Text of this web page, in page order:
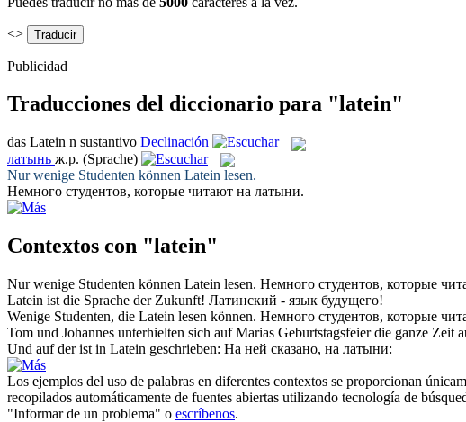
<>
Publicidad
Traducciones del diccionario para "latein"
das Latein n sustantivo Declinación
латынь ж.р. (Sprache)
Nur wenige Studenten können Latein lesen.
Немного студентов, которые читают на латыни.
Contextos con "latein"
Nur wenige Studenten können Latein lesen. Немного студентов, которые
Latein ist die Sprache der Zukunft! Латинский - язык будущего!
Wenige Studenten, die Latein lesen können. Немного студентов, которые
Tom und Johannes unterhielten sich auf Marias Geburtstagsfeier die ganze Zeit
Und auf der ist in Latein geschrieben: На ней сказано, на латыни:
Los ejemplos del uso de palabras en diferentes contextos se proporcionan
recopilados automáticamente de fuentes abiertas utilizando tecnología de
"Informar de un problema" o escríbenos.